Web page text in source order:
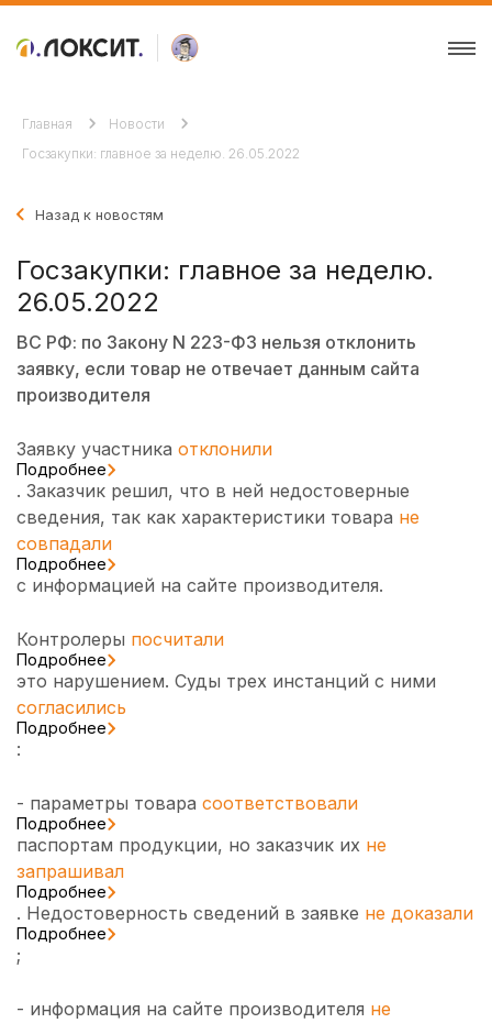
Главная
Новости
Госзакупки: главное за неделю. 26.05.2022
Назад к новостям
Госзакупки: главное за неделю.
26.05.2022
ВС РФ: по Закону N 223-ФЗ нельзя отклонить
заявку, если товар не отвечает данным сайта
производителя
Заявку участника отклонили
Подробнее
. Заказчик решил, что в ней недостоверные
сведения, так как характеристики товара не
совпадали
Подробнее
с информацией на сайте производителя.
Контролеры посчитали
Подробнее
это нарушением. Суды трех инстанций с ними
согласились
Подробнее
:
- параметры товара соответствовали
Подробнее
паспортам продукции, но заказчик их не
запрашивал
Подробнее
. Недостоверность сведений в заявке не доказали
Подробнее
;
- информация на сайте производителя не